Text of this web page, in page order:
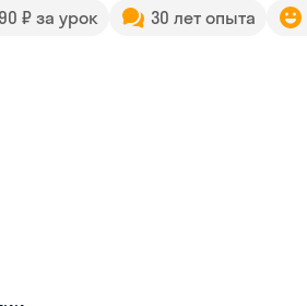
₽ за урок 30 лет опыта